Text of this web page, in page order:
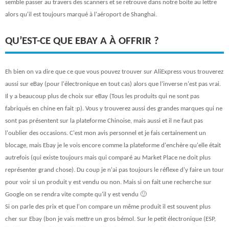
semble passer au travers des scanners et se retrouve dans notre boite au lettre
alors qu'il est toujours marqué à l'aéroport de Shanghai.
QU’EST-CE QUE EBAY A À OFFRIR ?
Eh bien on va dire que ce que vous pouvez trouver sur AliExpress vous trouverez
aussi sur eBay (pour l'électronique en tout cas) alors que l'inverse n'est pas vrai.
Il y a beaucoup plus de choix sur eBay (Tous les produits qui ne sont pas
fabriqués en chine en fait :p). Vous y trouverez aussi des grandes marques qui ne
sont pas présentent sur la plateforme Chinoise, mais aussi et il ne faut pas
l'oublier des occasions. C'est mon avis personnel et je fais certainement un
blocage, mais Ebay je le vois encore comme la plateforme d'enchère qu'elle était
autrefois (qui existe toujours mais qui comparé au Market Place ne doit plus
représenter grand chose). Du coup je n'ai pas toujours le réflexe d'y faire un tour
pour voir si un produit y est vendu ou non. Mais si on fait une recherche sur
Google on se rendra vite compte qu'il y est vendu 🙂
Si on parle des prix et que l'on compare un même produit il est souvent plus
cher sur Ebay (bon je vais mettre un gros bémol. Sur le petit électronique (ESP,